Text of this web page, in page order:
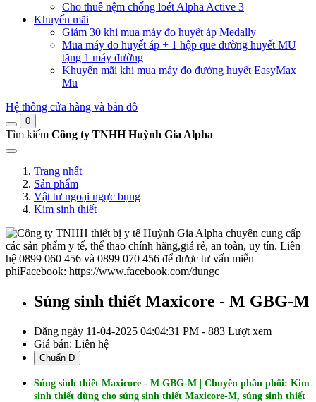
Cho thuê nệm chống loét Alpha Active 3
Khuyến mãi
Giảm 30 khi mua máy đo huyết áp Medally
Mua máy đo huyết áp + 1 hộp que đường huyết MU
tặng 1 máy đường
Khuyến mãi khi mua máy đo đường huyết EasyMax
Mu
Hệ thống cửa hàng và bản đồ
0
Tìm kiếm Công ty TNHH Huỳnh Gia Alpha
Trang nhất
Sản phẩm
Vật tư ngoại ngực bụng
Kim sinh thiết
Súng sinh thiết Maxicore - M GBG-M
Đăng ngày 11-04-2025 04:04:31 PM - 883 Lượt xem
Giá bán: Liên hệ
Chuẩn D
Súng sinh thiết Maxicore - M GBG-M | Chuyên phân phối: Kim
sinh thiết dùng cho súng sinh thiết Maxicore-M, súng sinh thiết